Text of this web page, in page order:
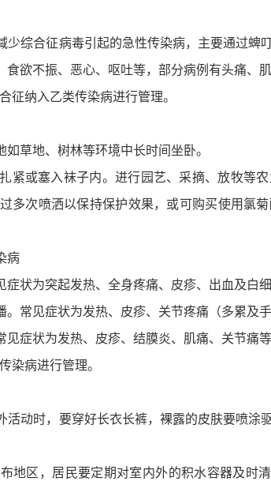
综合征病毒引起的急性传染病，主要通过
欲不振、恶心、呕吐等，部分病例有头痛、肌
征纳入乙类传染病进行管理。
草地、树林等环境中长时间坐卧。
紧或塞入袜子内。进行园艺、采摘、放牧等
多次喷洒以保持保护效果，或可购买使用氯
病
状为突起发热、全身疼痛、皮疹、出血及白
常见症状为发热、皮疹、关节疼痛（多累及
症状为发热、皮疹、结膜炎、肌痛、关节痛
染病进行管理。
活动时，要穿好长衣长裤，裸露的皮肤要喷涂
地区，居民要定期对室内外的积水容器及